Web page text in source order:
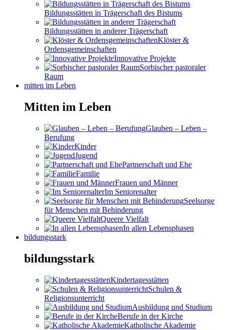
Bildungsstätten in Trägerschaft des Bistums
Bildungsstätten in anderer Trägerschaft
Klöster &
Ordensgemeinschaften
Innovative Projekte
Sorbischer pastoraler
Raum
mitten im Leben
Mitten im Leben
Glauben – Leben –
Berufung
Kinder
Jugend
Partnerschaft und Ehe
Familie
Frauen und Männer
Im Seniorenalter
Seelsorge
für Menschen mit Behinderung
Queere Vielfalt
In allen Lebensphasen
bildungsstark
bildungsstark
Kindertagesstätten
Schulen &
Religionsunterricht
Ausbildung und Studium
Berufe in der Kirche
Katholische Akademie